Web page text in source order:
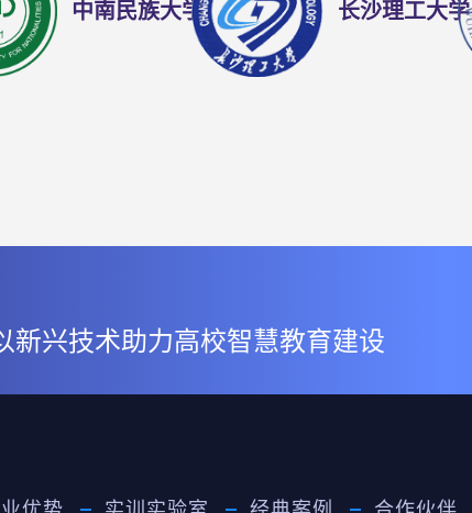
中南民族大学 长沙理工大学
新兴技术助力高校智慧教育建设